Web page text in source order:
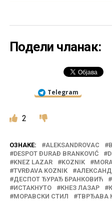
Подели чланак:
Telegram
2
ОЗНАКЕ: ALEKSANDROVAC
DESPOT ĐURAĐ BRANKOVIĆ
KNEZ LAZAR
KOZNIK
TVRĐAVA KOZNIK
ДЕСПОТ ЂУРАЂ БРАНКОВИЋ
ИСТАКНУТО
КНЕЗ ЛАЗАР
МОРАВСКИ СТИЛ
ТВРЂАВА